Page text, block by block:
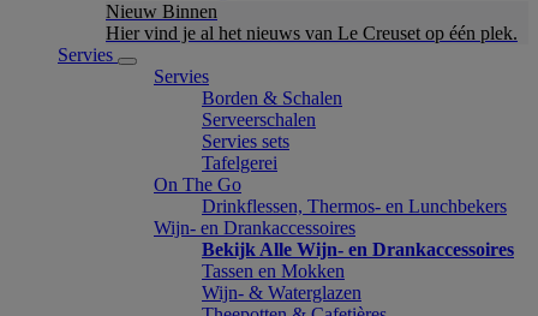
Nieuw Binnen
Hier vind je al het nieuws van Le Creuset op één plek.
Servies
Servies
Borden & Schalen
Serveerschalen
Servies sets
Tafelgerei
On The Go
Drinkflessen, Thermos- en Lunchbekers
Wijn- en Drankaccessoires
Bekijk Alle Wijn- en Drankaccessoires
Tassen en Mokken
Wijn- & Waterglazen